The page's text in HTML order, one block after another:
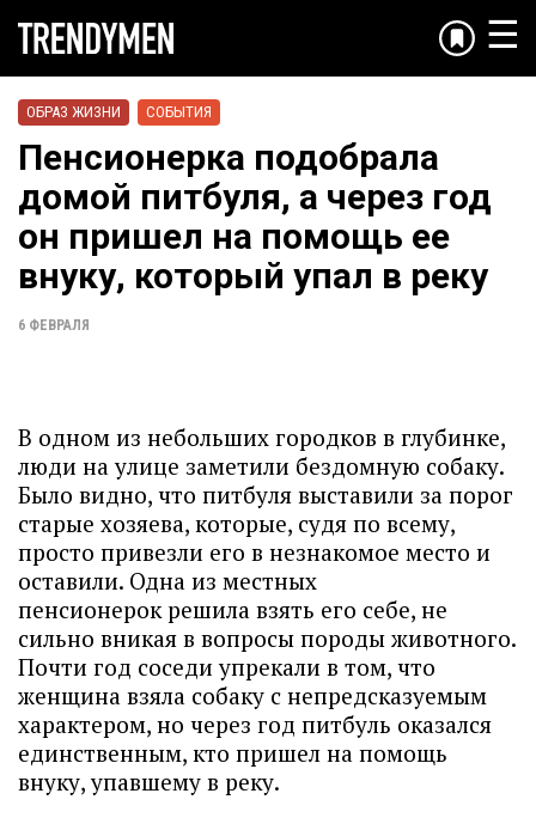
☰
ОБРАЗ ЖИЗНИ СОБЫТИЯ
Пенсионерка подобрала
домой питбуля, а через год
он пришел на помощь ее
внуку, который упал в реку
6 ФЕВРАЛЯ
В одном из небольших городков в глубинке,
люди на улице заметили бездомную собаку.
Было видно, что питбуля выставили за порог
старые хозяева, которые, судя по всему,
просто привезли его в незнакомое место и
оставили. Одна из местных
пенсионерок решила взять его себе, не
сильно вникая в вопросы породы животного.
Почти год соседи упрекали в том, что
женщина взяла собаку с непредсказуемым
характером, но через год питбуль оказался
единственным, кто пришел на помощь
внуку, упавшему в реку.